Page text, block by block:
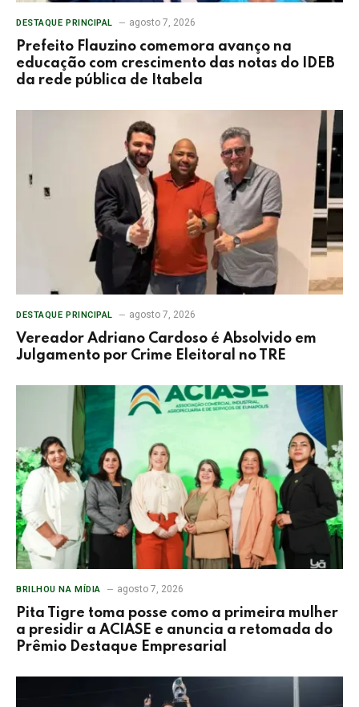
DESTAQUE PRINCIPAL agosto 7, 2026
Prefeito Flauzino comemora avanço na
educação com crescimento das notas do IDEB
da rede pública de Itabela
DESTAQUE PRINCIPAL agosto 7, 2026
Vereador Adriano Cardoso é Absolvido em
Julgamento por Crime Eleitoral no TRE
BRILHOU NA MÍDIA agosto 7, 2026
Pita Tigre toma posse como a primeira mulher
a presidir a ACIASE e anuncia a retomada do
Prêmio Destaque Empresarial